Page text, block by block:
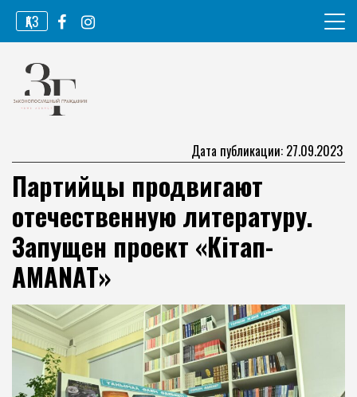
Перейти
содержимому
ҚАЗ
Законопослушный гражданин
Дата публикации: 27.09.2023
Партийцы продвигают
отечественную литературу.
Запущен проект «Кітап-
AMANAT»